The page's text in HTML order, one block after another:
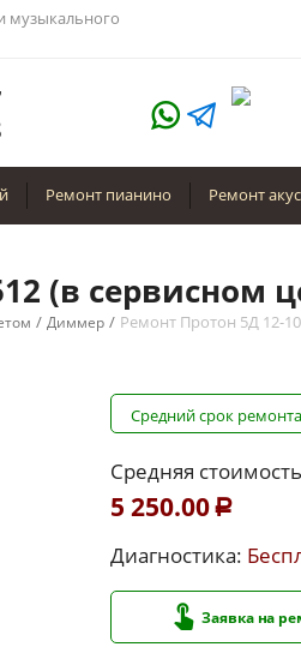
музыкального
Ремонт пианино Ремонт
(в сервисном
/ Диммер / Ремонт Протон 5Д 12-
Средний срок
Средняя
5 250.00 Р
Диагностика:
Заявка на